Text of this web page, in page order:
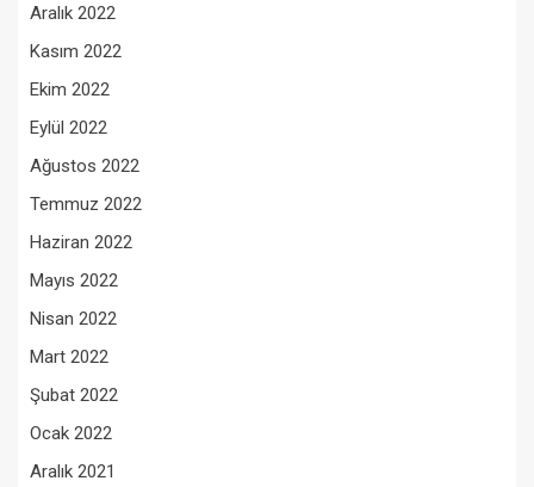
Aralık 2022
Kasım 2022
Ekim 2022
Eylül 2022
Ağustos 2022
Temmuz 2022
Haziran 2022
Mayıs 2022
Nisan 2022
Mart 2022
Şubat 2022
Ocak 2022
Aralık 2021